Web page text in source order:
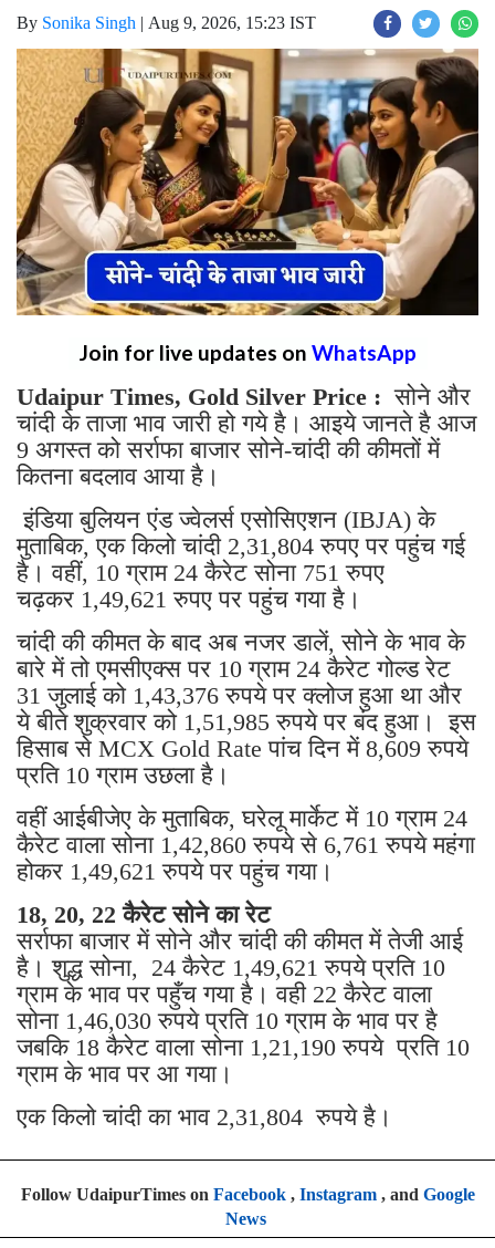
By Sonika Singh | Aug 9, 2026, 15:23 IST
Join for live updates on WhatsApp
Udaipur Times, Gold Silver Price : सोने और
चांदी के ताजा भाव जारी हो गये है। आइये जानते है आज
9 अगस्त को सर्राफा बाजार सोने-चांदी की कीमतों में
कितना बदलाव आया है।
इंडिया बुलियन एंड ज्वेलर्स एसोसिएशन (IBJA) के
मुताबिक, एक किलो चांदी 2,31,804 रुपए पर पहुंच गई
है। वहीं, 10 ग्राम 24 कैरेट सोना 751 रुपए
चढ़कर 1,49,621 रुपए पर पहुंच गया है।
चांदी की कीमत के बाद अब नजर डालें, सोने के भाव के
बारे में तो एमसीएक्स पर 10 ग्राम 24 कैरेट गोल्ड रेट
31 जुलाई को 1,43,376 रुपये पर क्लोज हुआ था और
ये बीते शुक्रवार को 1,51,985 रुपये पर बंद हुआ। इस
हिसाब से MCX Gold Rate पांच दिन में 8,609 रुपये
प्रति 10 ग्राम उछला है।
वहीं आईबीजेए के मुताबिक, घरेलू मार्केट में 10 ग्राम 24
कैरेट वाला सोना 1,42,860 रुपये से 6,761 रुपये महंगा
होकर 1,49,621 रुपये पर पहुंच गया।
18, 20, 22 कैरेट सोने का रेट
सर्राफा बाजार में सोने और चांदी की कीमत में तेजी आई
है। शुद्ध सोना, 24 कैरेट 1,49,621 रुपये प्रति 10
ग्राम के भाव पर पहुँच गया है। वही 22 कैरेट वाला
सोना 1,46,030 रुपये प्रति 10 ग्राम के भाव पर है
जबकि 18 कैरेट वाला सोना 1,21,190 रुपये प्रति 10
ग्राम के भाव पर आ गया।
एक किलो चांदी का भाव 2,31,804 रुपये है।
Follow UdaipurTimes on Facebook, Instagram, and Google
News